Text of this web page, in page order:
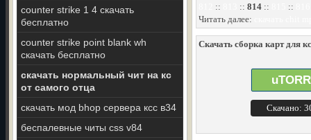
counter strike 1 4 скачать
бесплатно
counter strike point blank wh
скачать бесплатно
скачать нормальный чит на кс
от самого отца
скачать мод bhop сервера ксс в34
беспалевные читы css v84
:: :: 814 :: ::
Читать далее:
Скачать сборка карт для
Скачано: